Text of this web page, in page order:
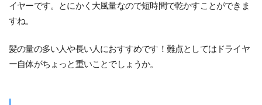
イヤーです。とにかく大風量なので短時間で乾かすことができま
すね。
髪の量の多い人や長い人におすすめです！難点としてはドライヤ
ー自体がちょっと重いことでしょうか。